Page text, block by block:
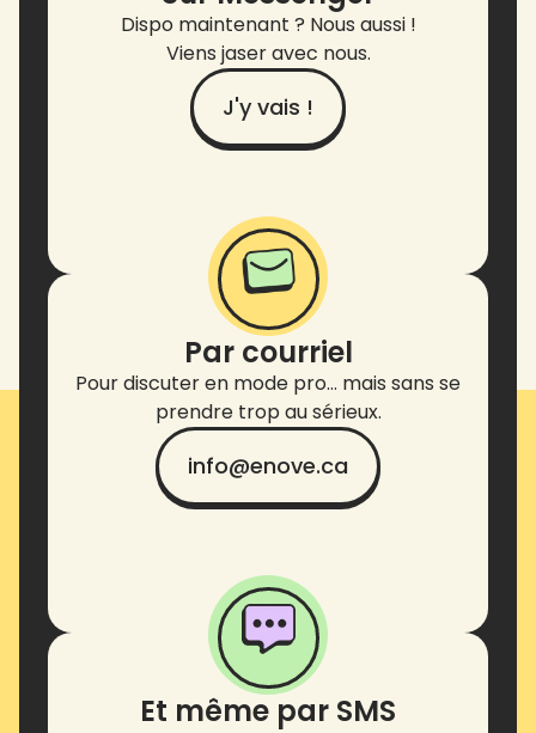
Dispo maintenant ? Nous aussi !
Viens jaser avec nous.
J'y vais !
Par courriel
Pour discuter en mode pro… mais sans se
prendre trop au sérieux.
info@enove.ca
Et même par SMS